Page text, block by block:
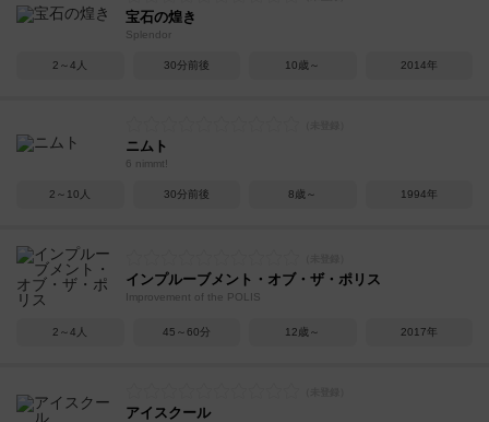
宝石の煌き
Splendor
2～4人 30分前後 10歳～ 2014年
ニムト
6 nimmt!
2～10人 30分前後 8歳～ 1994年
インプルーブメント・オブ・ザ・ポリス
Improvement of the POLIS
2～4人 45～60分 12歳～ 2017年
アイスクール